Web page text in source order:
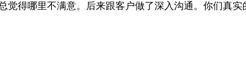
觉得哪里不满意。后来跟客户做了深入沟通。你们真